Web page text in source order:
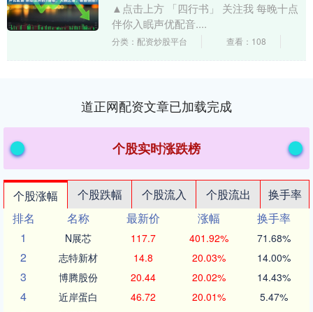
▲点击上方 「四行书」 关注我 每晚十点
伴你入眠声优配音....
分类：配资炒股平台 查看：108
道正网配资文章已加载完成
个股实时涨跌榜
个股涨幅 个股跌幅 个股流入 个股流出
换手率
排名
名称 最新价 涨幅
换手率
1
N展芯 117.7 401.92% 71.68%
2 志特新材 14.8 20.03% 14.00%
3 博腾股份 20.44 20.02% 14.43%
4 近岸蛋白 46.72 20.01% 5.47%